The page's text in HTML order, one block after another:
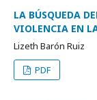
LA BÚSQUEDA
VIOLENCIA EN
Lizeth Barón Ruiz
PDF